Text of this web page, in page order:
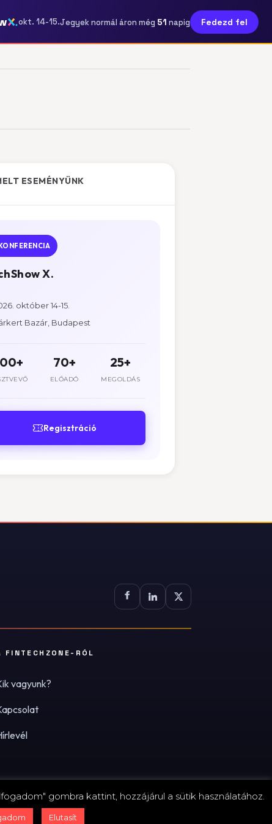
okt. 14-15.Jegyek normál áron még 51 napig Fedezd fel
ESEMÉNYÜNK
X.
október 14-15.
Bazár, Budapest
70+
ELŐADÓ
25+
MEGOLDÁS
Regisztráció
FINTECHZONE-RÓL
vagyunk?
· Adatvédelmi tájékoztató (PDF) Süti-beállítások
gombra kattint, hozzájárul a sütik használatához.
Elutasít